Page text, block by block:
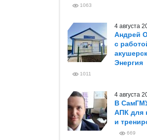
1063
4 августа
Андрей
с
Энергия
1011
4 августа
В
АПК для
и
669